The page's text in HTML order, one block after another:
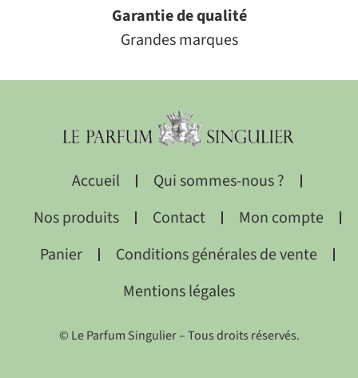
Garantie de qualité
Grandes marques
Accueil
Qui sommes-nous ?
Nos produits
Contact
Mon compte
Panier
Conditions générales de vente
Mentions légales
© Le Parfum Singulier – Tous droits réservés.